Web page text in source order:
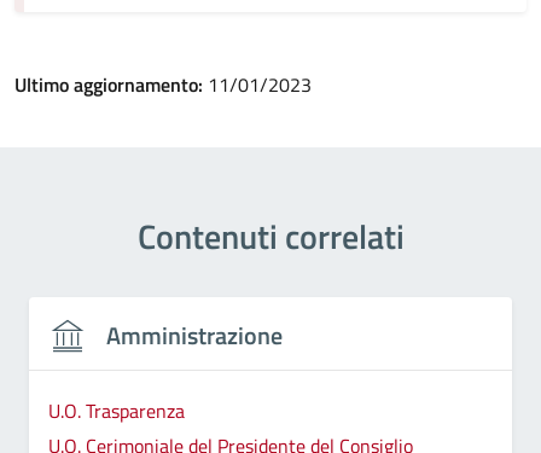
Ultimo aggiornamento: 11/01/2023
Contenuti correlati
Amministrazione
U.O. Trasparenza
U.O. Cerimoniale del Presidente del Consiglio